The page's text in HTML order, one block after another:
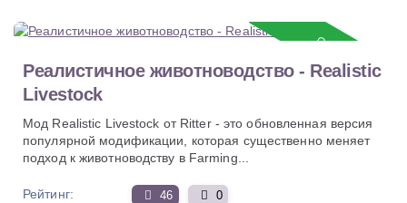
Обновление
Реалистичное животноводство - Realistic
Livestock
Мод Realistic Livestock от Ritter - это обновленная версия
популярной модификации, которая существенно меняет
подход к животноводству в Farming...
Рейтинг: 46 0